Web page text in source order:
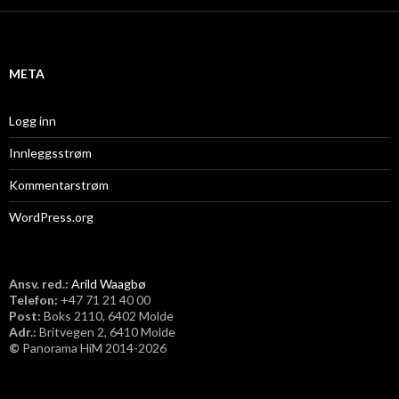
i
META
Logg inn
Innleggsstrøm
Kommentarstrøm
WordPress.org
Ansv. red.: Arild Waagbø
Telefon: ​+47 71 21 40 00
Post: Boks 2110, 6402 Molde
Adr.: Britvegen 2, 6410 Molde
© Panorama HiM 2014-2026